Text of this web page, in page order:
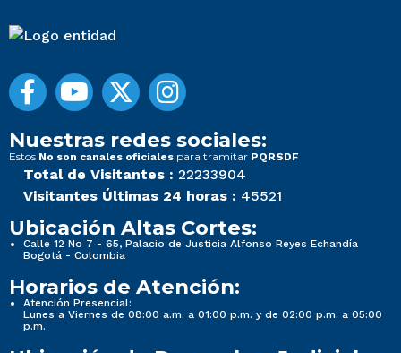
Nuestras redes sociales:
Estos No son canales oficiales para tramitar PQRSDF
Total de Visitantes : 22233904
Visitantes Últimas 24 horas : 45521
Ubicación Altas Cortes:
Calle 12 No 7 - 65, Palacio de Justicia Alfonso Reyes Echandía
Bogotá - Colombia
Horarios de Atención:
Atención Presencial:
Lunes a Viernes de 08:00 a.m. a 01:00 p.m. y de 02:00 p.m. a 05:00
p.m.